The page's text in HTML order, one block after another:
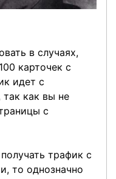
в случаях,
карточек с
идет с
так как вы не
с
трафик с
то однозначно